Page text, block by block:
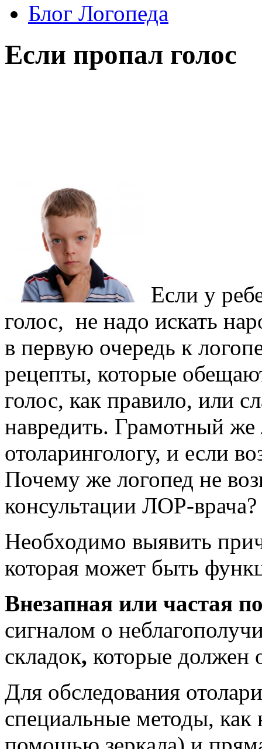
Блог Логопеда
Если пропал голос
Если у
голос, не надо искать
в первую очередь к
рецепты, которые
голос, как правило, или
навредить. Грамотный же
отоларингологу, и если
Почему же логопед не
консультации ЛОР-врача?
Необходимо выявить
которая может быть
Внезапная или частая
сигналом о
складок, которые должен
Для обследования
специальные методы, как